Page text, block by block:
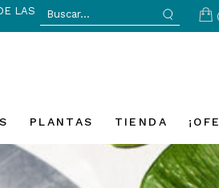
LAS
Search
for:
PLANTAS TIENDA